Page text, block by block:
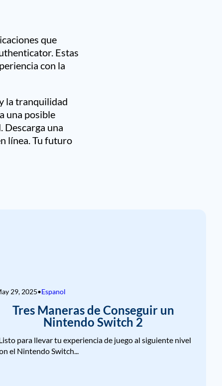
que
Estas
con la
la tranquilidad
una posible
Descarga una
línea. Tu futuro
29, 2025•Espanol
Tres Maneras de Conseguir un
Nintendo Switch 2
para llevar tu experiencia de juego al siguiente nivel
el Nintendo Switch...